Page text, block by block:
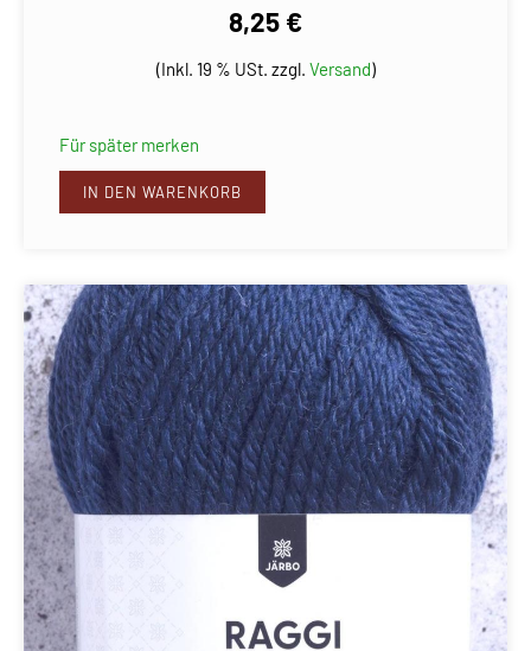
8,25 €
(Inkl. 19 % USt. zzgl. Versand)
Für später merken
IN DEN WARENKORB